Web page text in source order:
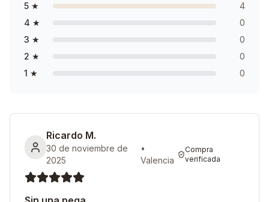
5 ★
4
4 ★
0
3 ★
0
2 ★
0
1 ★ 0
Ricardo M.
30 de noviembre de
2025
•
Valencia
Compra
verificada